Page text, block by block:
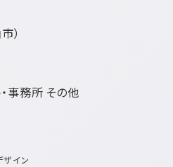
）
事務所 その他
ザイン